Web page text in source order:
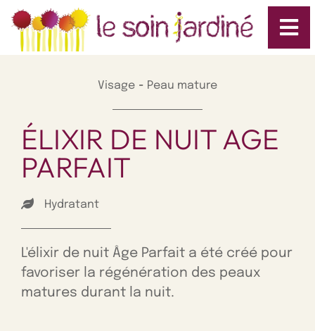
Visage - Peau mature
ÉLIXIR DE NUIT AGE
PARFAIT
Hydratant
L'élixir de nuit Âge Parfait a été créé pour
favoriser la régénération des peaux
matures durant la nuit.